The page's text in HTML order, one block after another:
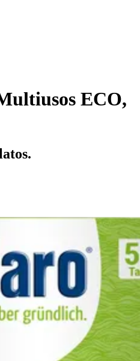
ECO,